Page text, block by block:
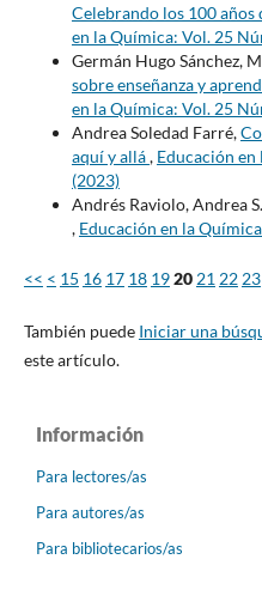
Celebrando los 100 años
en la Química: Vol. 25
Germán Hugo Sánchez,
sobre enseñanza y
en la Química: Vol. 25
Andrea Soledad Farré,
aquí y allá, Educación
(2023)
Andrés Raviolo, Andrea
, Educación en la
<< < 15 16 17 18 1920 21 22 23
También puede Iniciar una
este artículo.
Información
Para lectores/as
Para autores/as
Para bibliotecarios/as